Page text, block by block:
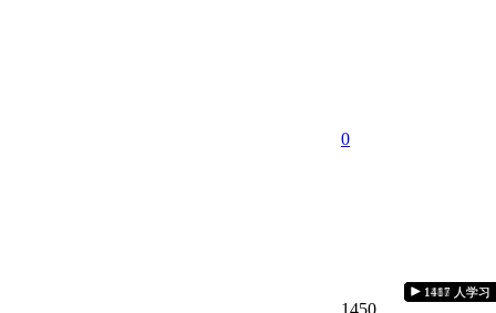
1468 人学习
1231 人学习
1507 人学习
1675 人学习
1001 人学习
1286 人学习
1090 人学习
1636 人学习
1450 人学习
0
1706 人学习
1093 人学习
1368 人学习
1181 人学习
1417 人学习